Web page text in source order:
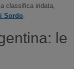
classifica iridata,
Sordo.
le